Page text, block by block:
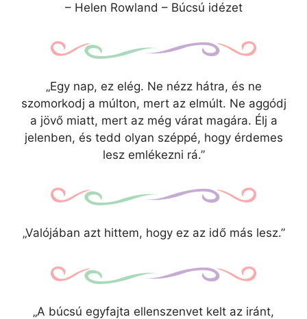
– Helen Rowland – Búcsú idézet
„Egy nap, ez elég. Ne nézz hátra, és ne
szomorkodj a múlton, mert az elmúlt. Ne aggódj
a jövő miatt, mert az még várat magára. Élj a
jelenben, és tedd olyan széppé, hogy érdemes
lesz emlékezni rá.”
„Valójában azt hittem, hogy ez az idő más lesz.”
„A búcsú egyfajta ellenszenvet kelt az iránt,